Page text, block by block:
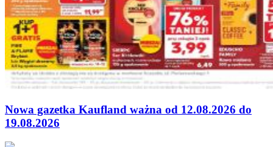
Nowa gazetka Kaufland ważna od 12.08.2026 do
19.08.2026